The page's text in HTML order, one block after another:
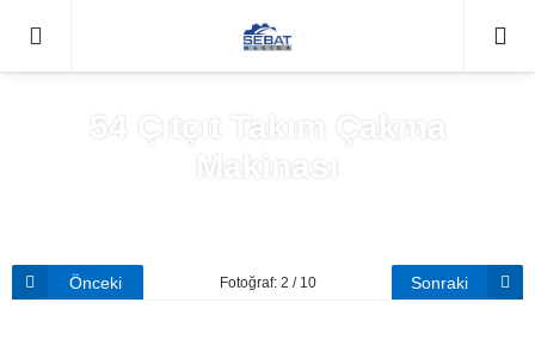
54 Çıtçıt Takım Çakma
Makinası
Önceki Fotoğraf: 2 / 10 Sonraki